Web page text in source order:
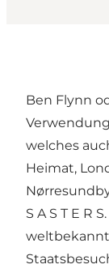
Ben Flynn
welches
Heimat,
S A S T E R